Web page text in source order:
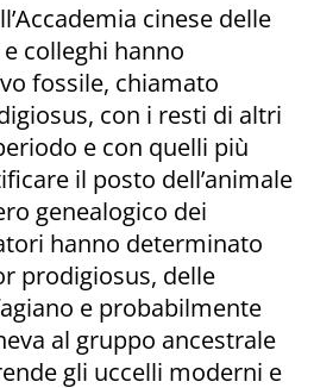
cinese delle
colleghi hanno
fossile, chiamato
con i resti di altri
e con quelli più
il posto dell’animale
genealogico dei
hanno determinato
prodigiosus, delle
e probabilmente
al gruppo ancestrale
gli uccelli moderni e